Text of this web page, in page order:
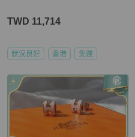
TWD 11,714
狀況良好 香港 免運